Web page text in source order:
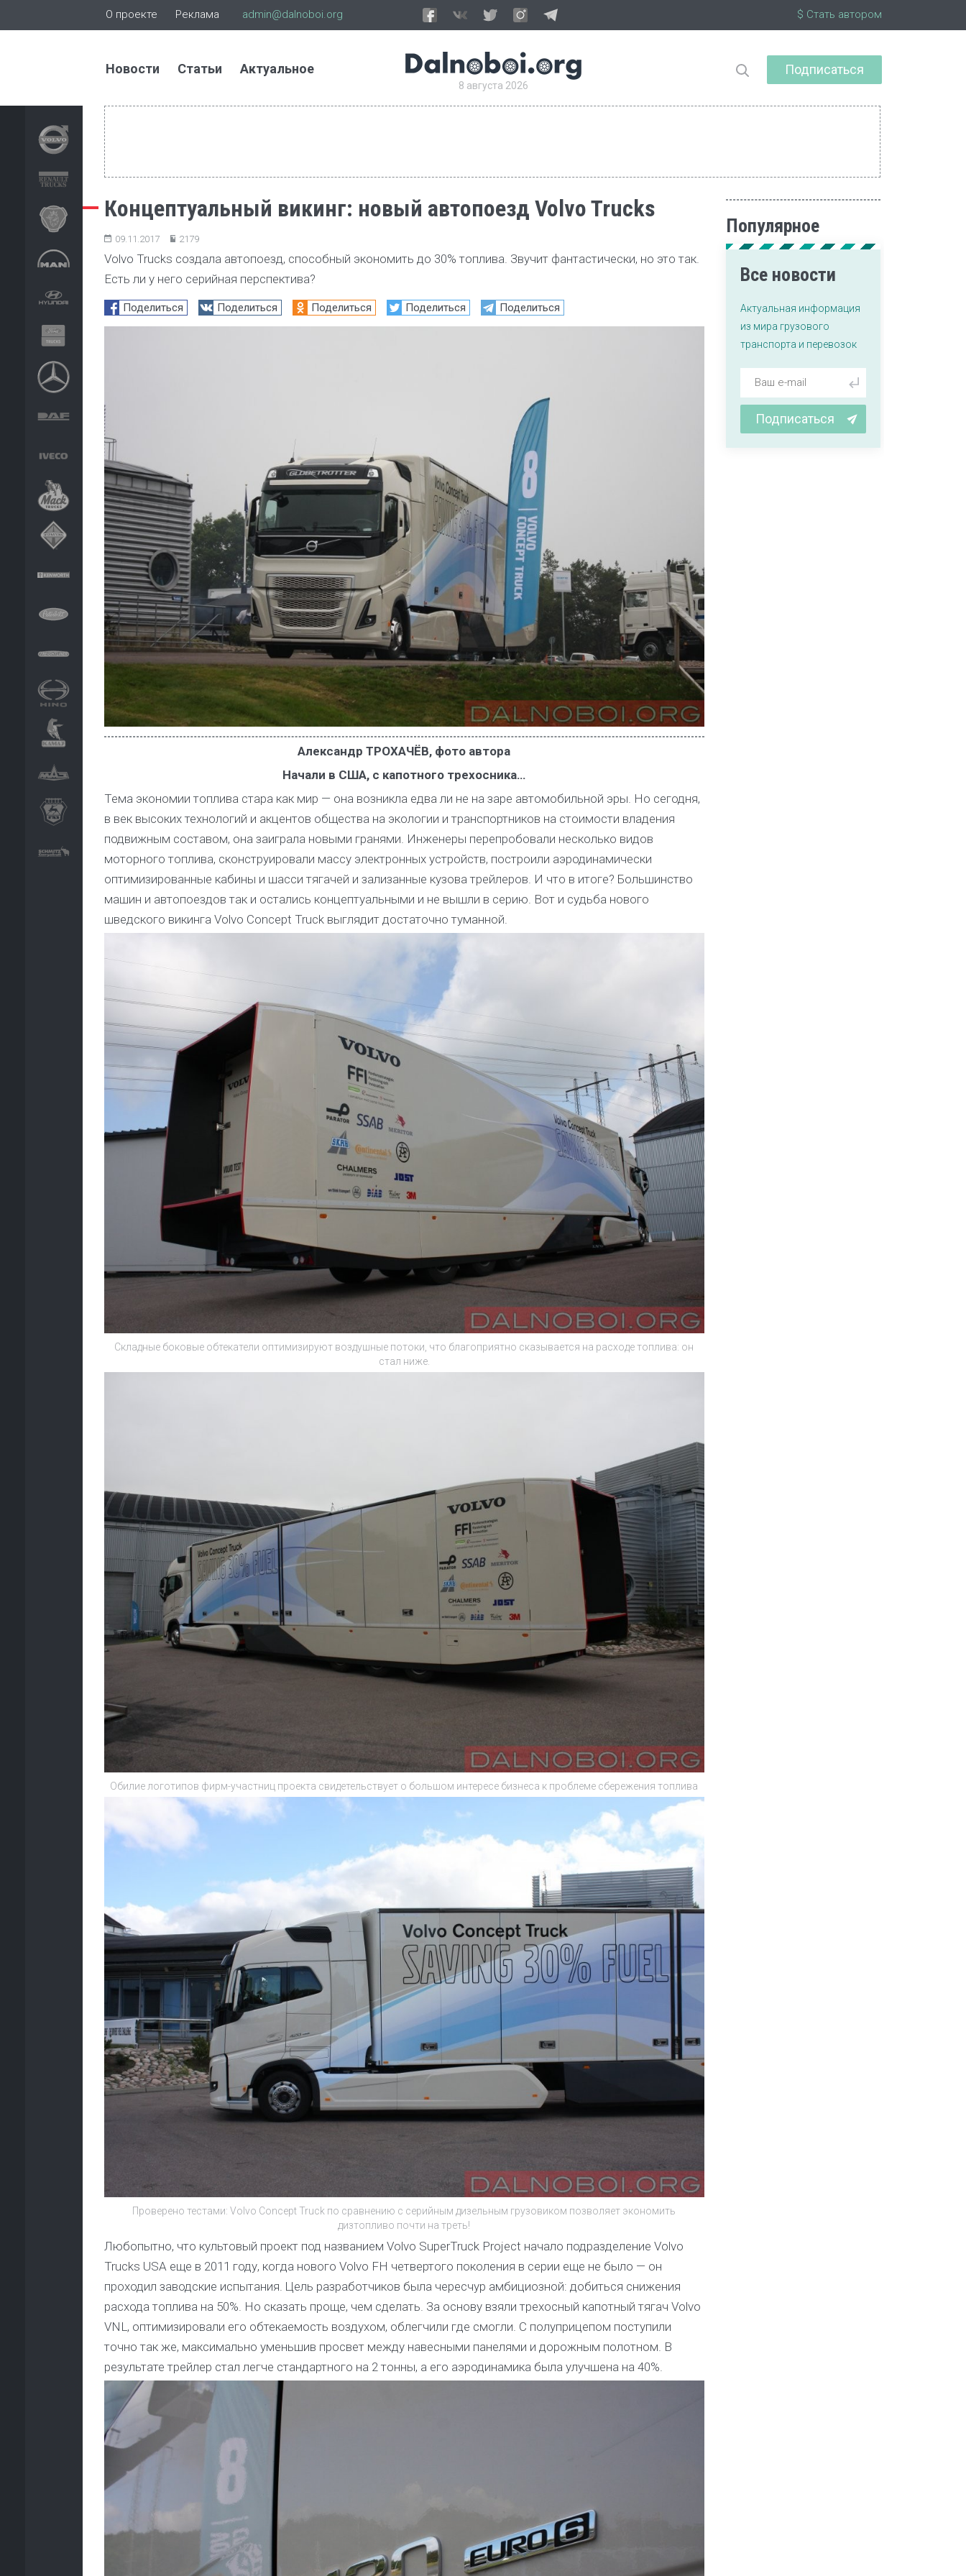
О проекте Реклама admin@dalnoboi.org $ Стать автором
Новости Статьи Актуальное
8 августа 2026
Подписаться
Концептуальный викинг: новый автопоезд Volvo Trucks
09.11.2017 2179
Volvo Trucks создала автопоезд, способный экономить до 30% топлива. Звучит фантастически, но это так.
Есть ли у него серийная перспектива?
Поделиться Поделиться Поделиться Поделиться Поделиться
Александр ТРОХАЧЁВ, фото автора
Начали в США, с капотного трехосника…
Тема экономии топлива стара как мир — она возникла едва ли не на заре автомобильной эры. Но сегодня,
в век высоких технологий и акцентов общества на экологии и транспортников на стоимости владения
подвижным составом, она заиграла новыми гранями. Инженеры перепробовали несколько видов
моторного топлива, сконструировали массу электронных устройств, построили аэродинамически
оптимизированные кабины и шасси тягачей и зализанные кузова трейлеров. И что в итоге? Большинство
машин и автопоездов так и остались концептуальными и не вышли в серию. Вот и судьба нового
шведского викинга Volvo Concept Truck выглядит достаточно туманной.
Складные боковые обтекатели оптимизируют воздушные потоки, что благоприятно сказывается на расходе топлива: он
стал ниже.
Обилие логотипов фирм-участниц проекта свидетельствует о большом интересе бизнеса к проблеме сбережения топлива
Проверено тестами: Volvo Concept Truck по сравнению с серийным дизельным грузовиком позволяет экономить
дизтопливо почти на треть!
Любопытно, что культовый проект под названием Volvo SuperTruck Project начало подразделение Volvo
Trucks USA еще в 2011 году, когда нового Volvo FH четвертого поколения в серии еще не было — он
проходил заводские испытания. Цель разработчиков была чересчур амбициозной: добиться снижения
расхода топлива на 50%. Но сказать проще, чем сделать. За основу взяли трехосный капотный тягач Volvo
VNL, оптимизировали его обтекаемость воздухом, облегчили где смогли. С полуприцепом поступили
точно так же, максимально уменьшив просвет между навесными панелями и дорожным полотном. В
результате трейлер стал легче стандартного на 2 тонны, а его аэродинамика была улучшена на 40%.
Популярное
Все новости
Актуальная информация
из мира грузового
транспорта и перевозок
Подписаться